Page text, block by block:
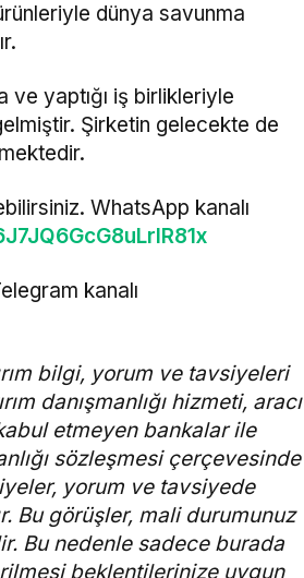
dünya savunma
ve yaptığı iş birlikleriyle
Şirketin gelecekte de
WhatsApp kanalı
kanalı
bilgi, yorum ve tavsiyeleri
danışmanlığı hizmeti, aracı
etmeyen bankalar ile
sözleşmesi çerçevesinde
yorum ve tavsiyede
Bu görüşler, mali durumunuz
Bu nedenle sadece burada
beklentilerinize uygun